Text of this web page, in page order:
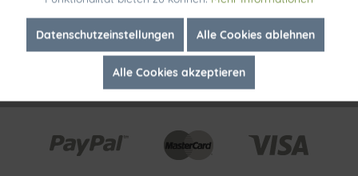
Marketing Inaktiv
Datenschutzeinstellungen Alle Cookies ablehnen
Alle Cookies akzeptieren